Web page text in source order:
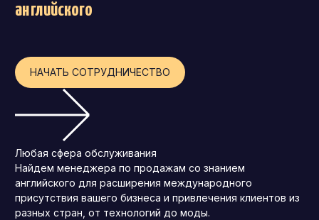
английского
НАЧАТЬ СОТРУДНИЧЕСТВО
Любая сфера обслуживания
Найдем менеджера по продажам со знанием
английского для расширения международного
присутствия вашего бизнеса и привлечения клиентов из
разных стран, от технологий до моды.